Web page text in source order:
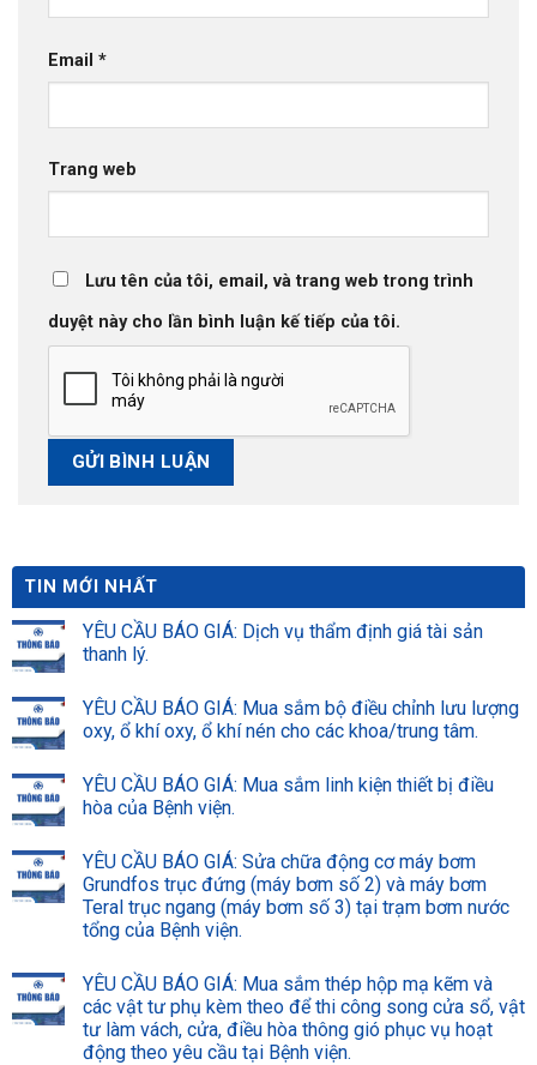
Email *
Trang web
Lưu tên của tôi, email, và trang web trong trình
duyệt này cho lần bình luận kế tiếp của tôi.
TIN MỚI NHẤT
YÊU CẦU BÁO GIÁ: Dịch vụ thẩm định giá tài sản
thanh lý.
YÊU CẦU BÁO GIÁ: Mua sắm bộ điều chỉnh lưu lượng
oxy, ổ khí oxy, ổ khí nén cho các khoa/trung tâm.
YÊU CẦU BÁO GIÁ: Mua sắm linh kiện thiết bị điều
hòa của Bệnh viện.
YÊU CẦU BÁO GIÁ: Sửa chữa động cơ máy bơm
Grundfos trục đứng (máy bơm số 2) và máy bơm
Teral trục ngang (máy bơm số 3) tại trạm bơm nước
tổng của Bệnh viện.
YÊU CẦU BÁO GIÁ: Mua sắm thép hộp mạ kẽm và
các vật tư phụ kèm theo để thi công song cửa sổ, vật
tư làm vách, cửa, điều hòa thông gió phục vụ hoạt
động theo yêu cầu tại Bệnh viện.